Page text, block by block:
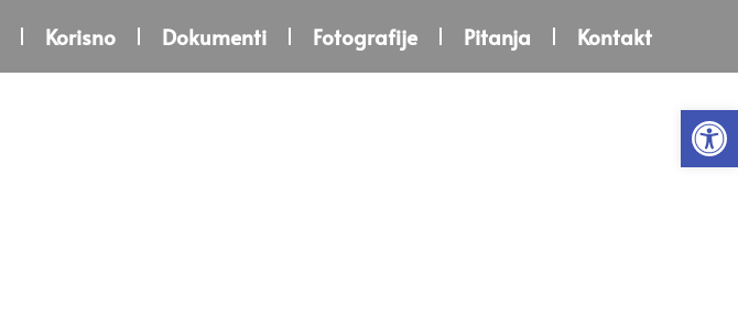
Korisno Dokumenti Fotografije Pitanja Kontakt